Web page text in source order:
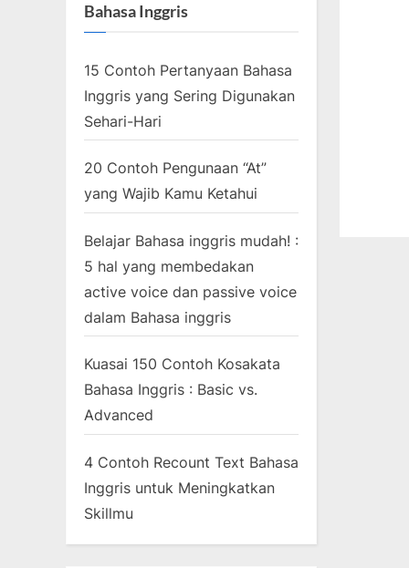
Bahasa Inggris
15 Contoh Pertanyaan Bahasa
Inggris yang Sering Digunakan
Sehari-Hari
20 Contoh Pengunaan “At”
yang Wajib Kamu Ketahui
Belajar Bahasa inggris mudah! :
5 hal yang membedakan
active voice dan passive voice
dalam Bahasa inggris
Kuasai 150 Contoh Kosakata
Bahasa Inggris : Basic vs.
Advanced
4 Contoh Recount Text Bahasa
Inggris untuk Meningkatkan
Skillmu